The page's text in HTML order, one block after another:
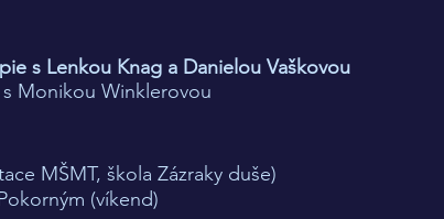
s Lenkou Knag a Danielou Vaškovou
Monikou Winklerovou​
MŠMT, škola Zázraky duše)
(víkend)​